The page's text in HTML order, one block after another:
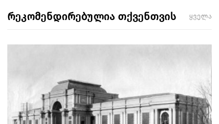
რეკომენდირებულია თქვენთვის ყველა